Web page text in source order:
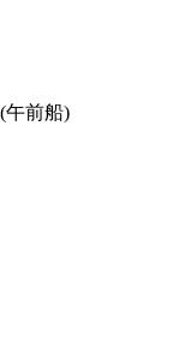
午前船)